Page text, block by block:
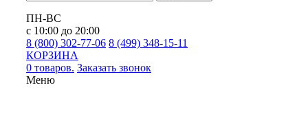
ПН-ВС
с 10:00 до 20:00
8 (800) 302-77-06 8 (499) 348-15-11
КОРЗИНА
0 товаров. Заказать звонок
Меню